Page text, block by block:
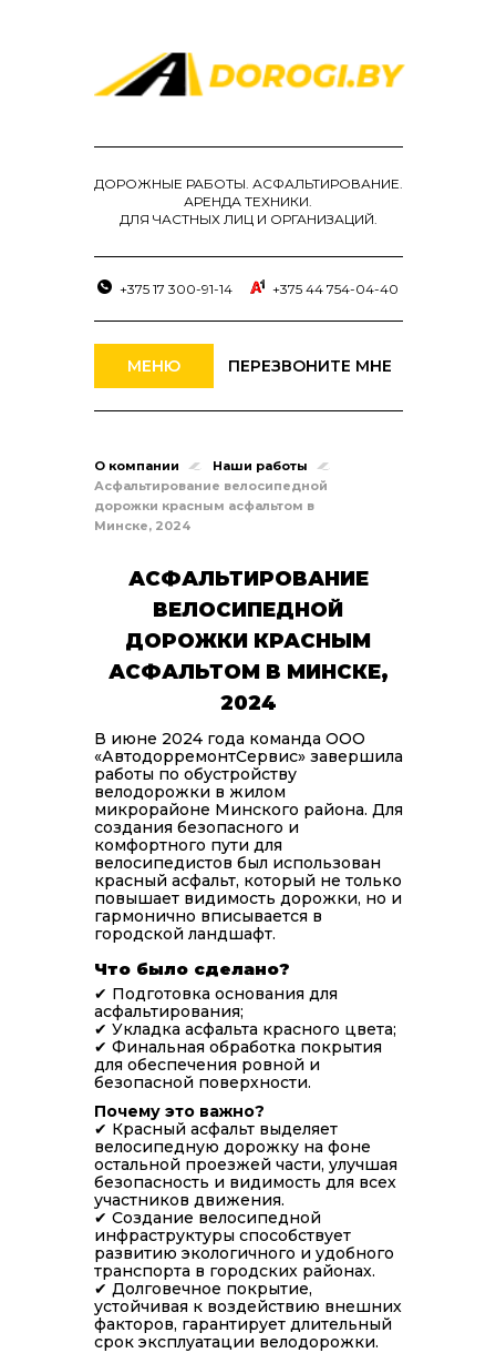
ДОРОЖНЫЕ РАБОТЫ. АСФАЛЬТИРОВАНИЕ.
АРЕНДА ТЕХНИКИ.
ДЛЯ ЧАСТНЫХ ЛИЦ И ОРГАНИЗАЦИЙ.
+375 17 300-91-14 +375 44 754-04-40
МЕНЮ ПЕРЕЗВОНИТЕ МНЕ
О компании
Наши работы
Асфальтирование велосипедной
дорожки красным асфальтом в
Минске, 2024
АСФАЛЬТИРОВАНИЕ
ВЕЛОСИПЕДНОЙ
ДОРОЖКИ КРАСНЫМ
АСФАЛЬТОМ В МИНСКЕ,
2024
В июне 2024 года команда ООО
«АвтодорремонтСервис» завершила
работы по обустройству
велодорожки в жилом
микрорайоне Минского района. Для
создания безопасного и
комфортного пути для
велосипедистов был использован
красный асфальт, который не только
повышает видимость дорожки, но и
гармонично вписывается в
городской ландшафт.
Что было сделано?
✔ Подготовка основания для
асфальтирования;
✔ Укладка асфальта красного цвета;
✔ Финальная обработка покрытия
для обеспечения ровной и
безопасной поверхности.
Почему это важно?
✔ Красный асфальт выделяет
велосипедную дорожку на фоне
остальной проезжей части, улучшая
безопасность и видимость для всех
участников движения.
✔ Создание велосипедной
инфраструктуры способствует
развитию экологичного и удобного
транспорта в городских районах.
✔ Долговечное покрытие,
устойчивая к воздействию внешних
факторов, гарантирует длительный
срок эксплуатации велодорожки.